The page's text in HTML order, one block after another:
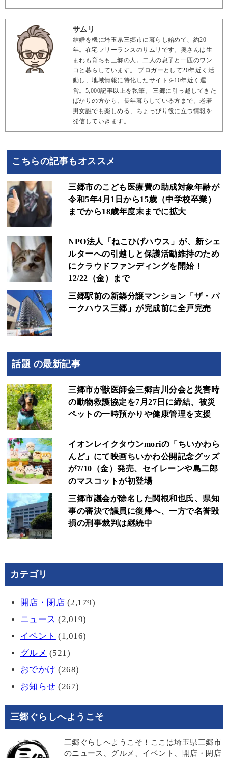
サムリ
結婚を機に埼玉県三郷市に暮らし始めて、約20
年。在宅フリーランスのサムリです。奥さんは生
まれも育ちも三郷の人。二人の息子と一匹のワン
コと暮らしています。 ブロガーとして20年近く活
動し、地域情報に特化したサイトを10年近く運
営。5,000記事以上を執筆。 三郷に引っ越してきた
ばかりの方から、長年暮らしている方まで。老若
男女誰でも楽しめる、ちょっぴり役に立つ情報を
発信していきます。
こちらの記事もオススメ
三郷市のこども医療費の助成対象年齢が
令和5年4月1日から15歳（中学校卒業）
までから18歳年度末までに拡大
NPO法人「ねこひげハウス」が、新シェ
ルターへの引越しと保護活動維持のため
にクラウドファンディングを開始！
12/22（金）まで
三郷駅前の新築分譲マンション「ザ・パ
ークハウス三郷」が完成前に全戸完売
話題 の最新記事
三郷市が獣医師会三郷吉川分会と災害時
の動物救護協定を7月27日に締結、被災
ペットの一時預かりや健康管理を支援
イオンレイクタウンmoriの「ちいかわら
んど」にて映画ちいかわ公開記念グッズ
が7/10（金）発売、セイレーンや島二郎
のマスコットが初登場
三郷市議会が除名した関根和也氏、県知
事の審決で議員に復帰へ、一方で名誉毀
損の刑事裁判は継続中
カテゴリ
開店・閉店 (2,179)
ニュース (2,019)
イベント (1,016)
グルメ (521)
おでかけ (268)
お知らせ (267)
三郷ぐらしへようこそ
三郷ぐらしへようこそ！ここは埼玉県三郷市
のニュース、グルメ、イベント、開店・閉店